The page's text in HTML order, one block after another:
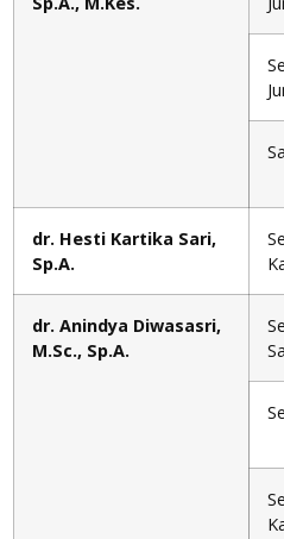
dr. Hesti Kartika Sari,
Sp.A.
dr. Anindya Diwasasri,
M.Sc., Sp.A.